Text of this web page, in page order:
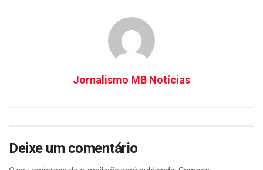
Jornalismo MB Notícias
Deixe um comentário